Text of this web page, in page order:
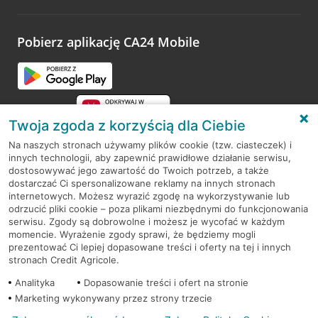
opinie.
Pobierz aplikację CA24 Mobile
RODO
Regulamin serwisu
Mapa serwisu
PolitykaCookies
Twoja zgoda z korzyścią dla Ciebie
Na naszych stronach używamy plików cookie (tzw. ciasteczek) i
innych technologii, aby zapewnić prawidłowe działanie serwisu,
dostosowywać jego zawartość do Twoich potrzeb, a także
dostarczać Ci spersonalizowane reklamy na innych stronach
internetowych. Możesz wyrazić zgodę na wykorzystywanie lub
odrzucić pliki cookie – poza plikami niezbędnymi do funkcjonowania
serwisu. Zgody są dobrowolne i możesz je wycofać w każdym
momencie. Wyrażenie zgody sprawi, że będziemy mogli
prezentować Ci lepiej dopasowane treści i oferty na tej i innych
stronach Credit Agricole.
Analityka
Dopasowanie treści i ofert na stronie
Marketing wykonywany przez strony trzecie